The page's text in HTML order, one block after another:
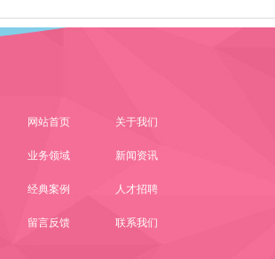
网站首页 关于我们
业务领域 新闻资讯
经典案例 人才招聘
留言反馈 联系我们